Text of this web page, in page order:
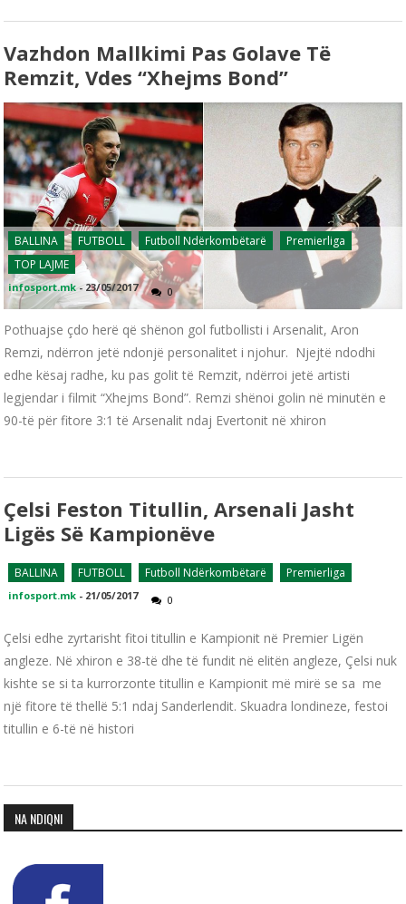
Vazhdon Mallkimi Pas Golave Të
Remzit, Vdes “Xhejms Bond”
BALLINA FUTBOLL Futboll Ndërkombëtarë
Premierliga
TOP LAJME
infosport.mk - 23/05/2017 0
Pothuajse çdo herë që shënon gol futbollisti i Arsenalit, Aron
Remzi, ndërron jetë ndonjë personalitet i njohur. Njejtë ndodhi
edhe kësaj radhe, ku pas golit të Remzit, ndërroi jetë artisti
legjendar i filmit “Xhejms Bond”. Remzi shënoi golin në minutën e
90-të për fitore 3:1 të Arsenalit ndaj Evertonit në xhiron
Çelsi Feston Titullin, Arsenali Jasht
Ligës Së Kampionëve
BALLINA FUTBOLL Futboll Ndërkombëtarë Premierliga
infosport.mk - 21/05/2017 0
Çelsi edhe zyrtarisht fitoi titullin e Kampionit në Premier Ligën
angleze. Në xhiron e 38-të dhe të fundit në elitën angleze, Çelsi nuk
kishte se si ta kurrorzonte titullin e Kampionit më mirë se sa me
një fitore të thellë 5:1 ndaj Sanderlendit. Skuadra londineze, festoi
titullin e 6-të në histori
NA NDIQNI